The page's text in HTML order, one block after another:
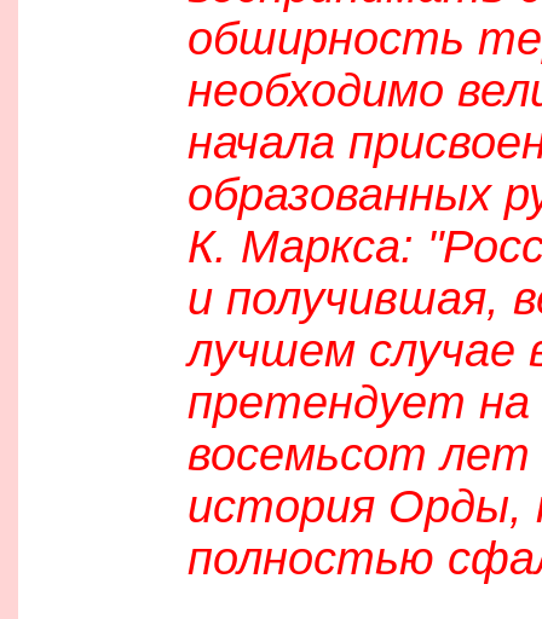
обширность
необходимо
начала
образованных
К. Маркса:
и получившая,
лучшем случае
претендует на
восемьсот лет
история Орды,
полностью